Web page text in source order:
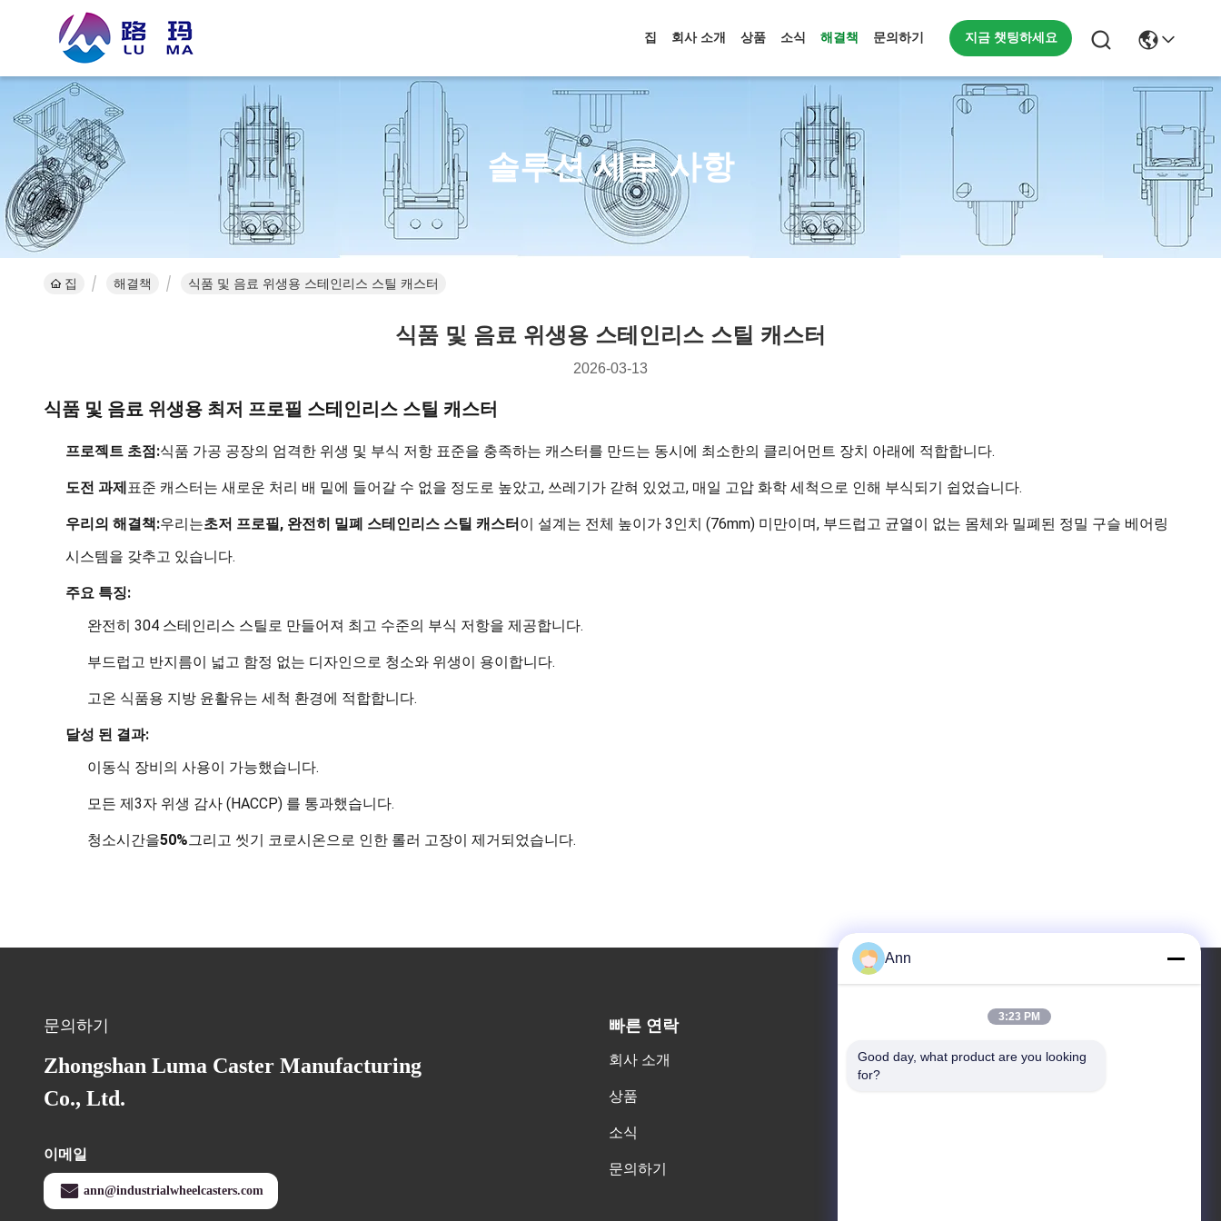
집 회사 소개 상품 소식 해결책 문의하기 지금 챗팅하세요
솔루션 세부 사항
집 해결책 식품 및 음료 위생용 스테인리스 스틸 캐스터
식품 및 음료 위생용 스테인리스 스틸 캐스터
2026-03-13
식품 및 음료 위생용 최저 프로필 스테인리스 스틸 캐스터
프로젝트 초점:식품 가공 공장의 엄격한 위생 및 부식 저항 표준을 충족하는 캐스터를 만드는 동시에 최소한의 클리어먼트 장치 아래에 적합합니다.
도전 과제표준 캐스터는 새로운 처리 배 밑에 들어갈 수 없을 정도로 높았고, 쓰레기가 갇혀 있었고, 매일 고압 화학 세척으로 인해 부식되기 쉽었습니다.
우리의 해결책:우리는초저 프로필, 완전히 밀폐 스테인리스 스틸 캐스터이 설계는 전체 높이가 3인치 (76mm) 미만이며, 부드럽고 균열이 없는 몸체와 밀폐된 정밀 구슬 베어링
시스템을 갖추고 있습니다.
주요 특징:
완전히 304 스테인리스 스틸로 만들어져 최고 수준의 부식 저항을 제공합니다.
부드럽고 반지름이 넓고 함정 없는 디자인으로 청소와 위생이 용이합니다.
고온 식품용 지방 윤활유는 세척 환경에 적합합니다.
달성 된 결과:
이동식 장비의 사용이 가능했습니다.
모든 제3자 위생 감사 (HACCP) 를 통과했습니다.
청소시간을50%그리고 씻기 코로시온으로 인한 롤러 고장이 제거되었습니다.
문의하기
Zhongshan Luma Caster Manufacturing
Co., Ltd.
이메일
ann@industrialwheelcasters.com
빠른 연락
회사 소개
상품
소식
문의하기
주소
Ann
3:23 PM
Good day, what product are you looking
for?